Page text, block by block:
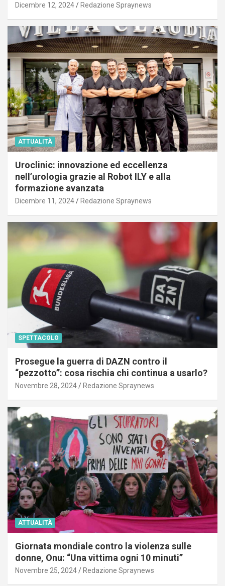
Dicembre 12, 2024 Redazione Spraynews
ATTUALITÀ
Uroclinic: innovazione ed eccellenza
nell’urologia grazie al Robot ILY e alla
formazione avanzata
Dicembre 11, 2024 Redazione Spraynews
SPETTACOLO
Prosegue la guerra di DAZN contro il
“pezzotto”: cosa rischia chi continua a usarlo?
Novembre 28, 2024 Redazione Spraynews
ATTUALITÀ
Giornata mondiale contro la violenza sulle
donne, Onu: “Una vittima ogni 10 minuti”
Novembre 25, 2024 Redazione Spraynews